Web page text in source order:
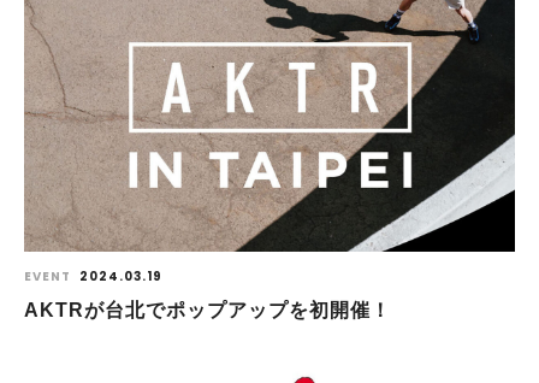
EVENT 2024.03.19
AKTRが台北でポップアップを初開催！